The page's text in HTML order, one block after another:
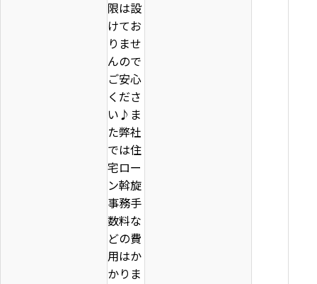
限は設
けてお
りませ
んので
ご安心
くださ
い♪ま
た弊社
では住
宅ロー
ン斡旋
事務手
数料な
どの費
用はか
かりま